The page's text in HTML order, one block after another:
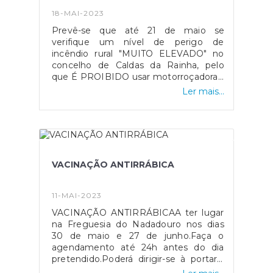
disposição!
18-MAI-2023
Prevê-se que até 21 de maio se
verifique um nível de perigo de
incêndio rural "MUITO ELEVADO" no
concelho de Caldas da Rainha, pelo
que É PROIBIDO usar motorroçadoras,
corta-matos e destroçadores e deve
nos territórios rurais e na envolvente
de incêndio Muito Elevado e Máximo, a
Plataforma de Queimas e Queimadas,
estará restringida."De acordo com o n.º
de outubro, "nos concelhos em que se
incêndio rural «muito elevado» ou
«máximo», nos termos do artigo 43.º,
não é permitida a realização de
trabalhos nos territórios rurais e na
envolvente de áreas edificadas com
Ler mais...
VACINAÇÃO ANTIRRÁBICA
11-MAI-2023
VACINAÇÃO ANTIRRÁBICAA ter lugar
na Freguesia do Nadadouro nos dias
30 de maio e 27 de junho.Faça o
agendamento até 24h antes do dia
pretendido.Poderá dirigir-se à portaria